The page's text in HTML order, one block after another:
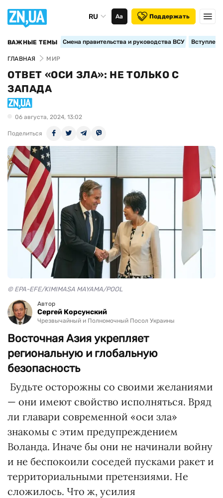
RU Аа Поддержать
ВАЖНЫЕ ТЕМЫ Смена правительства и руководства ВСУ
ГЛАВНАЯ МИР
ОТВЕТ «ОСИ ЗЛА»: НЕ ТОЛЬКО С
ЗАПАДА
06 августа, 2024, 13:02
Поделиться
© EPA-EFE/KIMIMASA MAYAMA/POOL
Автор
Сергей Корсунский
Чрезвычайный и Полномочный Посол Украины
Восточная Азия укрепляет
региональную и глобальную
безопасность
Будьте осторожны со своими желаниями
— они имеют свойство исполняться. Вряд
ли главари современной «оси зла»
знакомы с этим предупреждением
Воланда. Иначе бы они не начинали войну
и не беспокоили соседей пусками ракет и
территориальными претензиями. Не
сложилось. Что ж, усилия